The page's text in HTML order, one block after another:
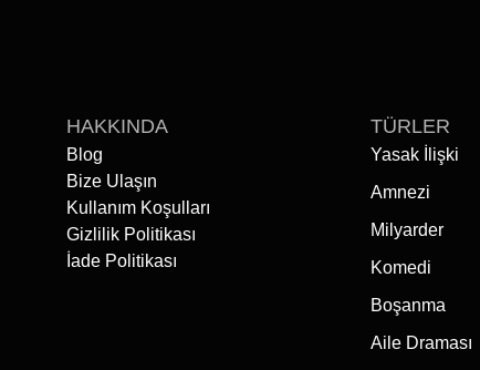
HAKKINDA
Blog
Bize Ulaşın
Kullanım Koşulları
Gizlilik Politikası
İade Politikası
TÜRLER
Yasak İlişki
Amnezi
Milyarder
Komedi
Boşanma
Aile Draması